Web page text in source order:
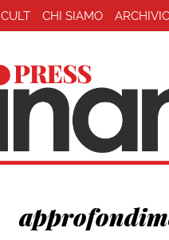
CULT CHI SIAMO